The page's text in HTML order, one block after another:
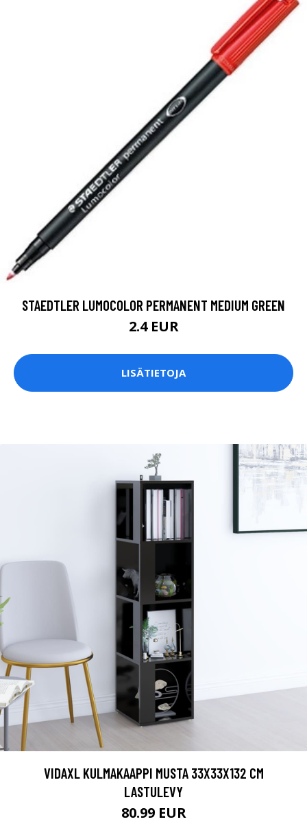
STAEDTLER LUMOCOLOR PERMANENT MEDIUM GREEN
2.4 EUR
LISÄTIETOJA
VIDAXL KULMAKAAPPI MUSTA 33X33X132 CM
LASTULEVY
80.99 EUR